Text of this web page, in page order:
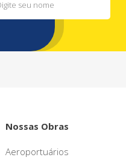
Nossas Obras
Aeroportuários